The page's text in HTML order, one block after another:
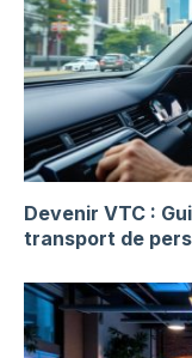
Devenir VTC :
transport de